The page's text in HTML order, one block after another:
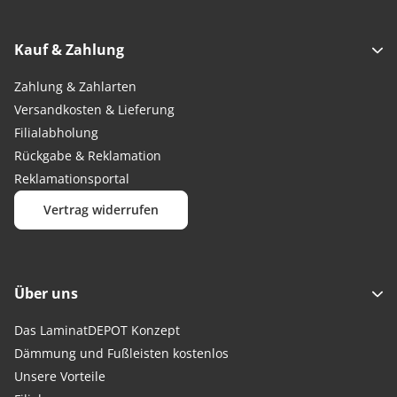
Kauf & Zahlung
Zahlung & Zahlarten
Versandkosten & Lieferung
Filialabholung
Rückgabe & Reklamation
Reklamationsportal
Vertrag widerrufen
Über uns
Das LaminatDEPOT Konzept
Dämmung und Fußleisten kostenlos
Unsere Vorteile